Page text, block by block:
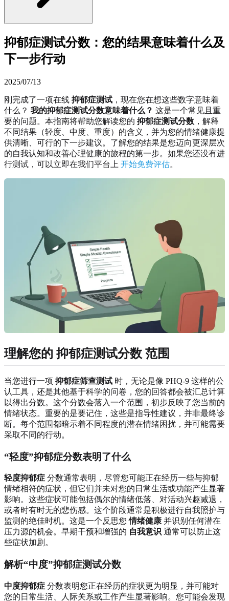
抑郁症测试分数：您的结果意味着什么及
下一步行动
2025/07/13
刚完成了一项在线 抑郁症测试 ，现在您在想这些数字意味着
什么？ 我的抑郁症测试分数意味着什么？ 这是一个常见且重
要的问题。本指南将帮助您解读您的 抑郁症测试分数 ，解释
不同结果（轻度、中度、重度）的含义，并为您的情绪健康提
供清晰、可行的下一步建议。了解您的结果是您迈向更深层次
的自我认知和改善心理健康的旅程的第一步。如果您还没有进
行测试，可以立即在我们平台上 开始免费评估。
理解您的 抑郁症测试分数 范围
当您进行一项 抑郁症筛查测试 时，无论是像 PHQ-9 这样的公
认工具，还是其他基于科学的问卷，您的回答都会被汇总计算
以得出分数。这个分数会落入一个范围，初步反映了您当前的
情绪状态。重要的是要记住，这些是指导性建议，并非最终诊
断。每个范围都暗示着不同程度的潜在情绪困扰，并可能需要
采取不同的行动。
“轻度”抑郁症分数表明了什么
轻度抑郁症 分数通常表明，尽管您可能正在经历一些与抑郁
情绪相符的症状，但它们并未对您的日常生活或功能产生显著
影响。这些症状可能包括偶尔的情绪低落、对活动兴趣减退，
或者时有时无的悲伤感。这个阶段通常是积极进行自我照护与
监测的绝佳时机。这是一个反思您情绪健康 并识别任何潜在
压力源的机会。早期干预和增强的 自我意识 通常可以防止这
些症状加剧。
解析“中度”抑郁症测试分数
中度抑郁症 分数表明您正在经历的症状更为明显，并可能对
您的日常生活、人际关系或工作产生显著影响。您可能会发现